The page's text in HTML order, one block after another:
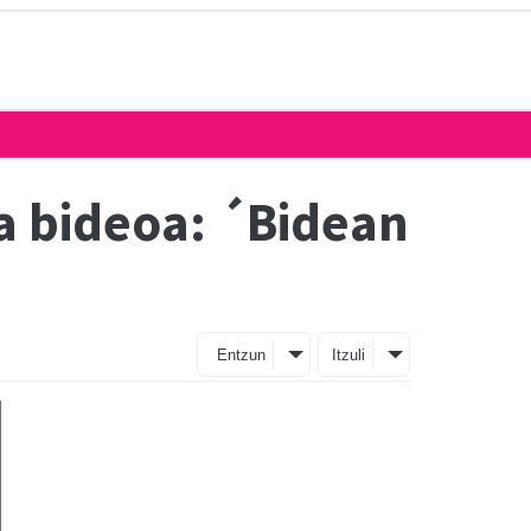
bideoa: ´Bidean
Entzun Itzuli